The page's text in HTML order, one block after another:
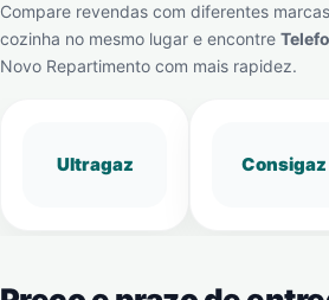
Compare revendas com diferentes
cozinha no mesmo lugar e encontre
Novo Repartimento com mais rapidez.
Ultragaz Consigaz